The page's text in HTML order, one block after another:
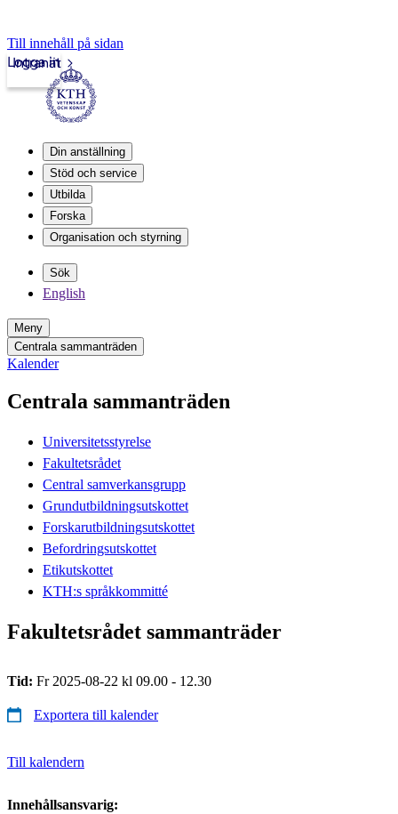
Till innehåll på sidan
Intranät
Logga in
Din anställning
Stöd och service
Utbilda
Forska
Organisation och styrning
Sök
English
Meny
Centrala sammanträden
Kalender
Centrala sammanträden
Universitetsstyrelse
Fakultetsrådet
Central samverkansgrupp
Grundutbildningsutskottet
Forskarutbildningsutskottet
Befordringsutskottet
Etikutskottet
KTH:s språkkommitté
Fakultetsrådet sammanträder
Tid: Fr 2025-08-22 kl 09.00 - 12.30
Exportera till kalender
Till kalendern
Innehållsansvarig: